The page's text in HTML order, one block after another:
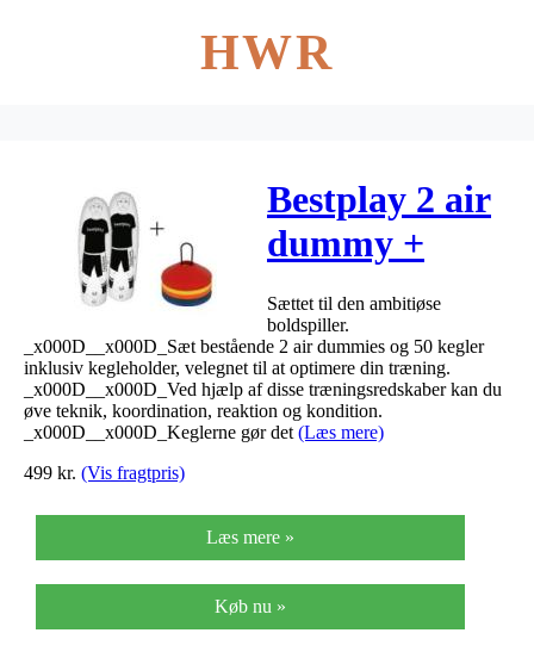
HWR
Bestplay 2 air
dummy +
kegleholder
Sættet til den ambitiøse
boldspiller.
_x000D__x000D_Sæt bestående 2 air dummies og 50 kegler
inklusiv kegleholder, velegnet til at optimere din træning.
_x000D__x000D_Ved hjælp af disse træningsredskaber kan du
øve teknik, koordination, reaktion og kondition.
_x000D__x000D_Keglerne gør det (Læs mere)
499 kr. (Vis fragtpris)
Læs mere »
Køb nu »